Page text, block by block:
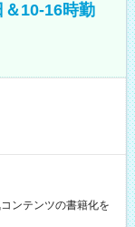
10-16時勤
ンテンツの書籍化を